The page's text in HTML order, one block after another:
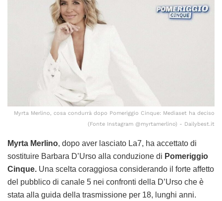
Myrta Merlino, cosa condurrà dopo Pomeriggio Cinque: Mediaset ha deciso
(Fonte Instagram @myrtamerlino) - Dailybest.it
Myrta Merlino, dopo aver lasciato La7, ha accettato di
sostituire Barbara D’Urso alla conduzione di Pomeriggio
Cinque. Una scelta coraggiosa considerando il forte affetto
del pubblico di canale 5 nei confronti della D’Urso che è
stata alla guida della trasmissione per 18, lunghi anni.